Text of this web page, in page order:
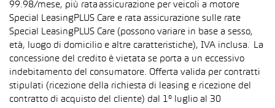
99.98/mese, più rata assicurazione per veicoli a motore
Special LeasingPLUS Care e rata assicurazione sulle rate
Special LeasingPLUS Care (possono variare in base a sesso,
età, luogo di domicilio e altre caratteristiche), IVA inclusa. La
concessione del credito è vietata se porta a un eccessivo
indebitamento del consumatore. Offerta valida per contratti
stipulati (ricezione della richiesta di leasing e ricezione del
contratto di acquisto del cliente) dal 1° luglio al 30